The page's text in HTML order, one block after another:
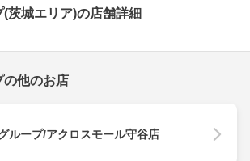
(茨城エリア)の店舗詳細
の他のお店
ループ/アクロスモール守谷店